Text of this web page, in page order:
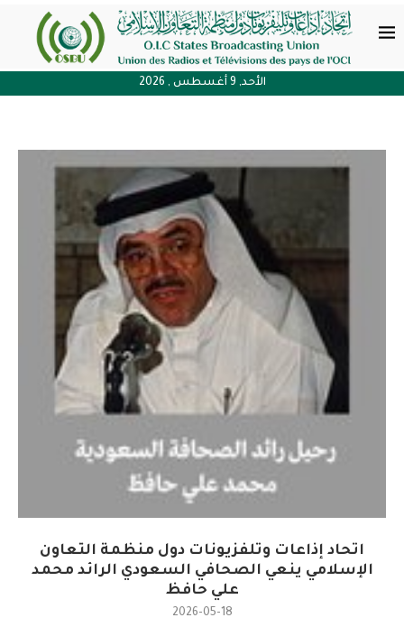
الأحد, 9 أغسطس , 2026
اتحاد إذاعات وتلفزيونات دول منظمة التعاون
الإسلامي ينعي الصحافي السعودي الرائد محمد
علي حافظ
2026-05-18